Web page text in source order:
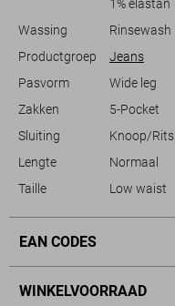
1% elastan
Wassing
Rinsewash
Productgroep
Jeans
Pasvorm
Wide leg
Zakken
5-Pocket
Sluiting
Knoop/Rits
Lengte
Normaal
Taille
Low waist
EAN CODES
WINKELVOORRAAD